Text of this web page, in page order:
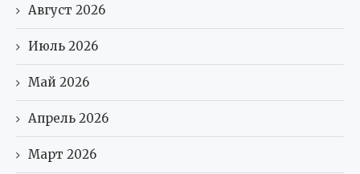
Август 2026
Июль 2026
Май 2026
Апрель 2026
Март 2026